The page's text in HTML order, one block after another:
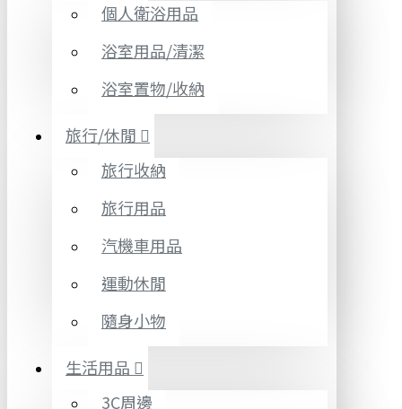
個人衛浴用品
浴室用品/清潔
浴室置物/收納
旅行/休閒
旅行收納
旅行用品
汽機車用品
運動休閒
隨身小物
生活用品
3C周邊